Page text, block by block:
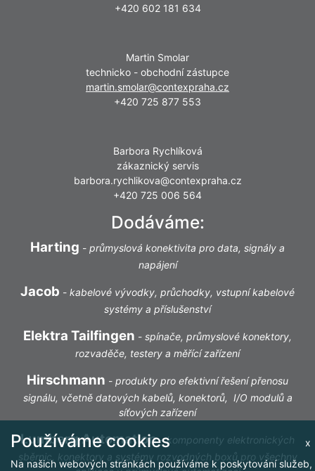
+420 602 181 634
Martin Smolar
technicko - obchodní zástupce
martin.smolar@contexpraha.cz
+420 725 877 553
Barbora Rychlíková
zákaznický servis
barbora.rychlikova@contexpraha.cz
+420 725 006 564
Dodáváme:
Harting - průmyslová konektivita pro data, signály a
napájení
Jacob - kabelové vývodky, průchodky, vstupní kabelové
systémy a příslušenství
Elektra Tailfingen - spínače, průmyslové konektory,
rozvaděče, testery a měřící zařízení
Hirschmann - produkty pro efektivní řešení přenosu
signálu, včetně datových kabelů, konektorů, I/O modulů a
síťových zařízení
Lumberg Automation-komponenty elektronických
sběrnic, konektory a systémy rozvodných boxů pro všechny
x
Používáme cookies
Na našich webových stránkách používáme k poskytování služeb,